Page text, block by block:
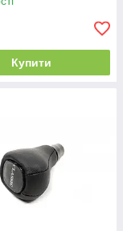
Купити